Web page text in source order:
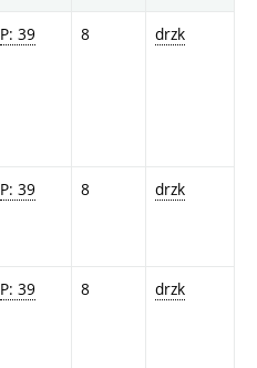
P: 39 8 drzk
P: 39 8 drzk
P: 39 8 drzk